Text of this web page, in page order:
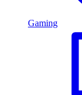
Gaming